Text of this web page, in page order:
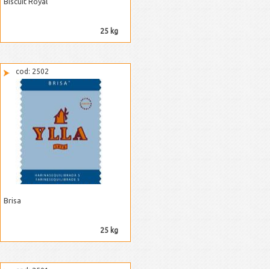
25 kg
cod: 2502
Brisa
25 kg